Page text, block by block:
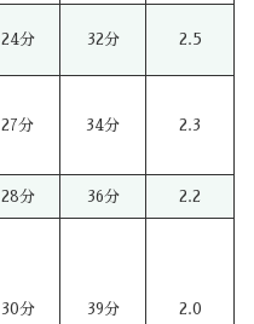
24分 32分 2.5
27分 34分 2.3
28分 36分 2.2
30分 39分 2.0